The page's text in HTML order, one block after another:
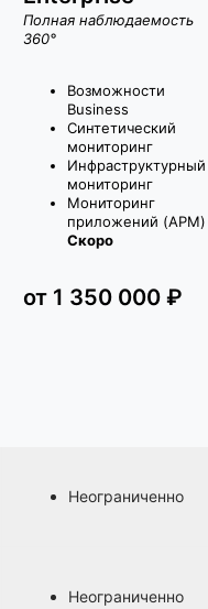
Полная наблюдаемость
360°
Возможности
Business
Синтетический
мониторинг
Инфраструктурный
мониторинг
Мониторинг
приложений (APM)
Скоро
от 1 350 000 ₽
Неограниченно
Неограниченно